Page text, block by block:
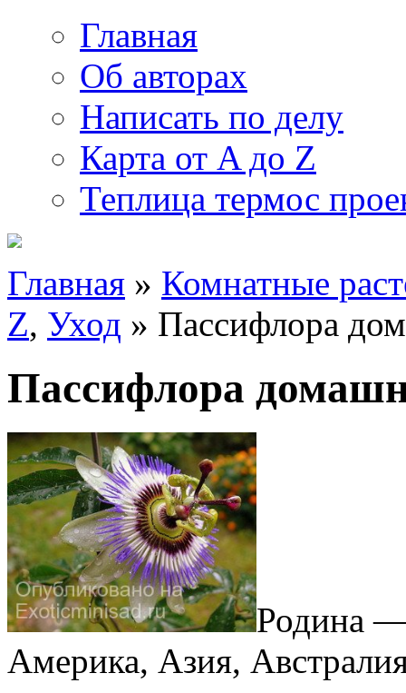
Главная
Об авторах
Написать по делу
Карта от A до Z
Теплица термос
Главная » Комнатные
Z, Уход » Пассифлора
Пассифлора
Родина
Америка, Азия,